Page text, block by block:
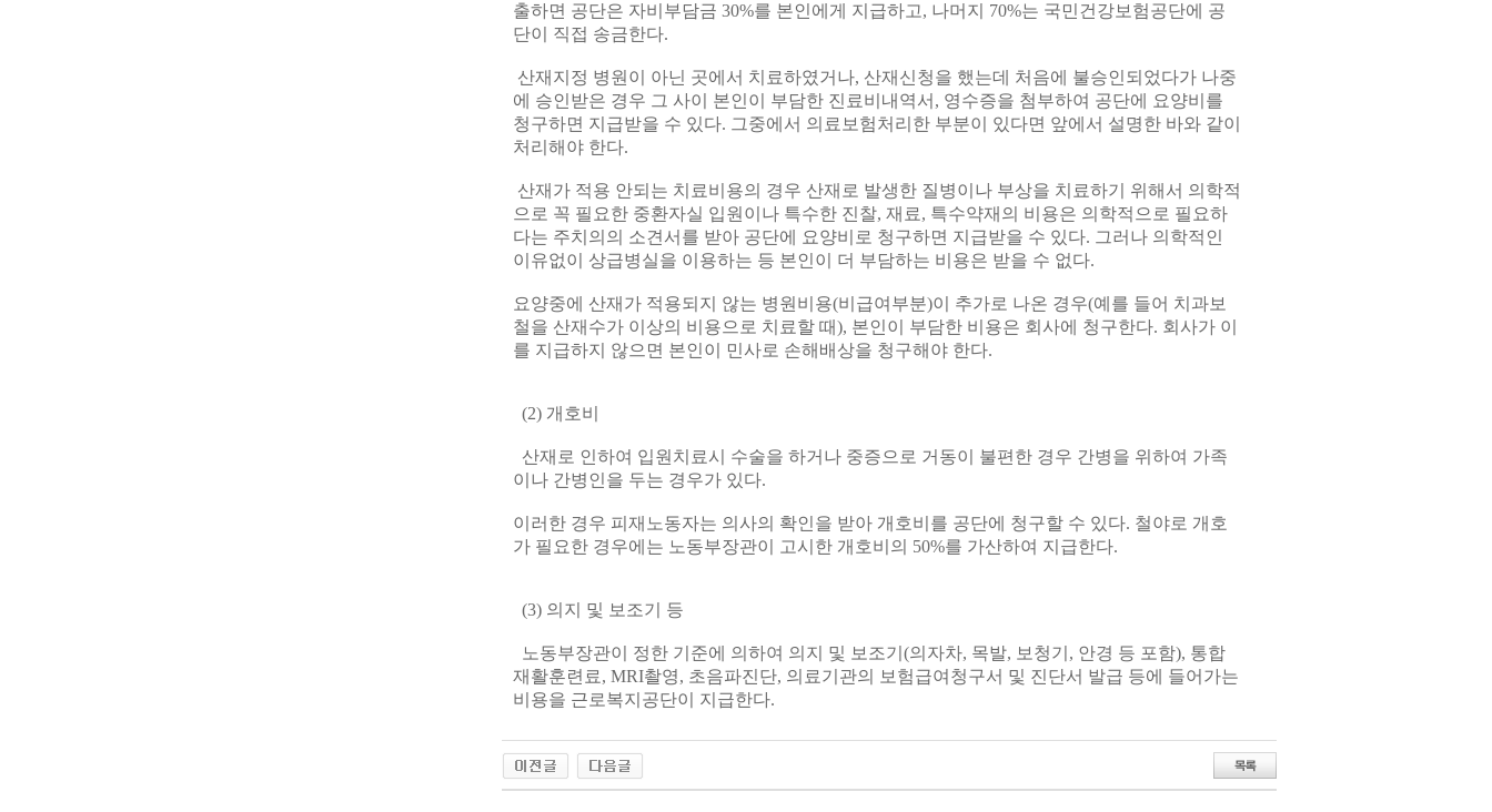
출하면 공단은 자비부담금 30%를 본인에게 지급하고, 나머지 70%는 국민건강보험공단에 공
단이 직접 송금한다.
산재지정 병원이 아닌 곳에서 치료하였거나, 산재신청을 했는데 처음에 불승인되었다가 나중
에 승인받은 경우 그 사이 본인이 부담한 진료비내역서, 영수증을 첨부하여 공단에 요양비를
청구하면 지급받을 수 있다. 그중에서 의료보험처리한 부분이 있다면 앞에서 설명한 바와 같이
처리해야 한다.
산재가 적용 안되는 치료비용의 경우 산재로 발생한 질병이나 부상을 치료하기 위해서 의학적
으로 꼭 필요한 중환자실 입원이나 특수한 진찰, 재료, 특수약재의 비용은 의학적으로 필요하
다는 주치의의 소견서를 받아 공단에 요양비로 청구하면 지급받을 수 있다. 그러나 의학적인
이유없이 상급병실을 이용하는 등 본인이 더 부담하는 비용은 받을 수 없다.
요양중에 산재가 적용되지 않는 병원비용(비급여부분)이 추가로 나온 경우(예를 들어 치과보
철을 산재수가 이상의 비용으로 치료할 때), 본인이 부담한 비용은 회사에 청구한다. 회사가 이
를 지급하지 않으면 본인이 민사로 손해배상을 청구해야 한다.
(2) 개호비
산재로 인하여 입원치료시 수술을 하거나 중증으로 거동이 불편한 경우 간병을 위하여 가족
이나 간병인을 두는 경우가 있다.
이러한 경우 피재노동자는 의사의 확인을 받아 개호비를 공단에 청구할 수 있다. 철야로 개호
가 필요한 경우에는 노동부장관이 고시한 개호비의 50%를 가산하여 지급한다.
(3) 의지 및 보조기 등
노동부장관이 정한 기준에 의하여 의지 및 보조기(의자차, 목발, 보청기, 안경 등 포함), 통합
재활훈련료, MRI촬영, 초음파진단, 의료기관의 보험급여청구서 및 진단서 발급 등에 들어가는
비용을 근로복지공단이 지급한다.